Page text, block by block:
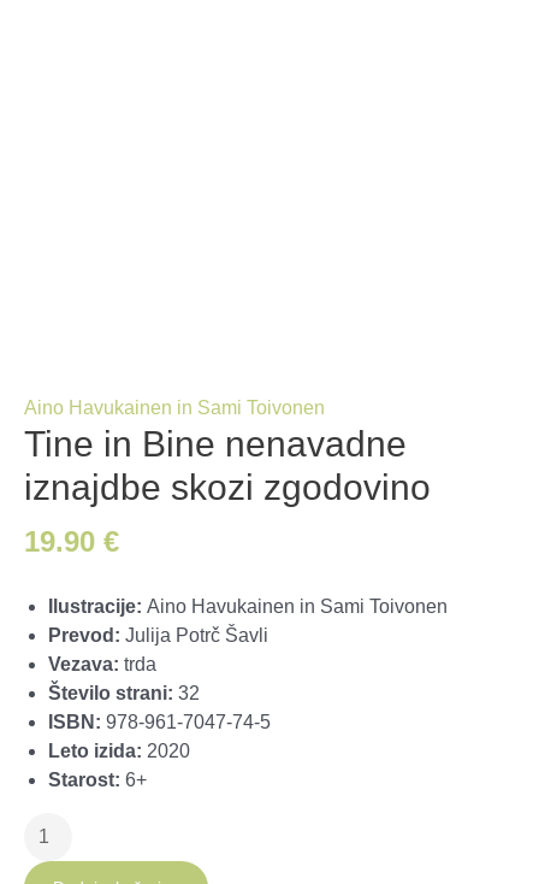
Aino Havukainen in Sami Toivonen
Tine in Bine nenavadne
iznajdbe skozi zgodovino
19.90 €
Ilustracije: Aino Havukainen in Sami Toivonen
Prevod: Julija Potrč Šavli
Vezava: trda
Število strani: 32
ISBN: 978-961-7047-74-5
Leto izida: 2020
Starost: 6+
Tine